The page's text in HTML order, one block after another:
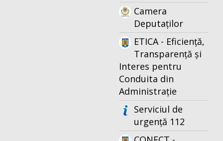
Camera
Deputaților
ETICA - Eficiență,
Transparență și
Interes pentru
Conduita din
Administrație
Serviciul de
urgență 112